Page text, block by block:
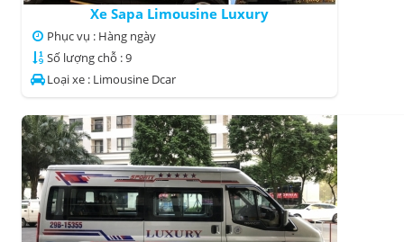
Xe Sapa Limousine Luxury
Phục vụ : Hàng ngày
Số lượng chỗ : 9
Loại xe : Limousine Dcar